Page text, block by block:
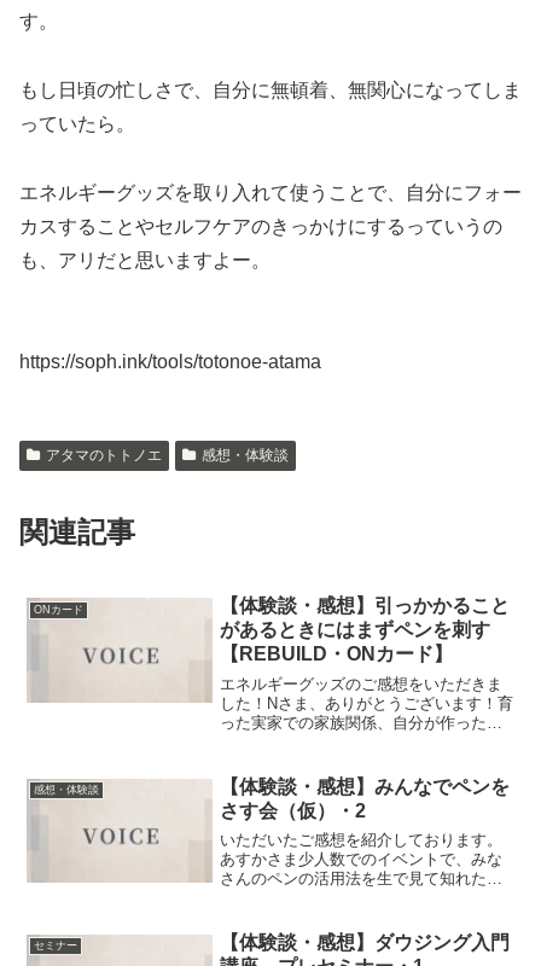
す。
もし日頃の忙しさで、自分に無頓着、無関心になってしま
っていたら。
エネルギーグッズを取り入れて使うことで、自分にフォー
カスすることやセルフケアのきっかけにするっていうの
も、アリだと思いますよー。
https://soph.ink/tools/totonoe-atama
アタマのトトノエ 感想・体験談
関連記事
ONカード
【体験談・感想】引っかかること
があるときにはまずペンを刺す
【REBUILD・ONカード】
エネルギーグッズのご感想をいただきま
した！Nさま、ありがとうございます！育
った実家での家族関係、自分が作った今
で、何よりです。また、ご自身が楽しん
だり挑戦していく姿が、お...
感想・体験談
【体験談・感想】みんなでペンを
さす会（仮）・2
いただいたご感想を紹介しております。
あすかさま少人数でのイベントで、みな
さんのペンの活用法を生で見て知れたこ
の実演、当たる場所の細かさなど、どれ
も参考になることばかり...
セミナー
【体験談・感想】ダウジング入門